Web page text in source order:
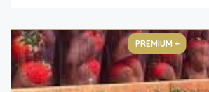
PREMIUM +